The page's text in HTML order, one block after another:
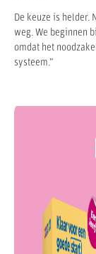
De keuze is helder.
weg. We beginnen
omdat het
systeem.”